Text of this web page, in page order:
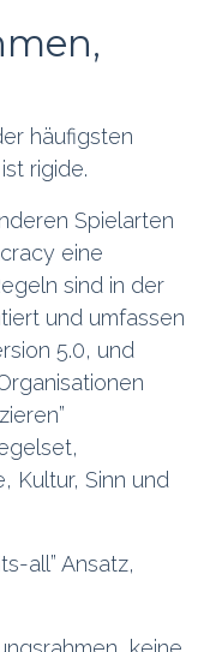
häufigsten
rigide.
Spielarten
eine
sind in der
und umfassen
5.0, und
Kultur, Sinn und
all” Ansatz,